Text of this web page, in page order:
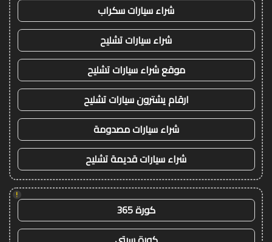
شراء سيارات سكراب
شراء سيارات تشليح
موقع شراء سيارات تشليح
ارقام يشترون سيارات تشليح
شراء سيارات مصدومة
شراء سيارات قديمة تشليح
!
كورة 365